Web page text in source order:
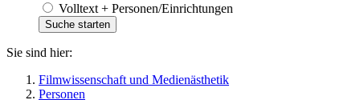
Volltext + Personen/Einrichtungen
Sie sind hier:
Filmwissenschaft und Medienästhetik
Personen